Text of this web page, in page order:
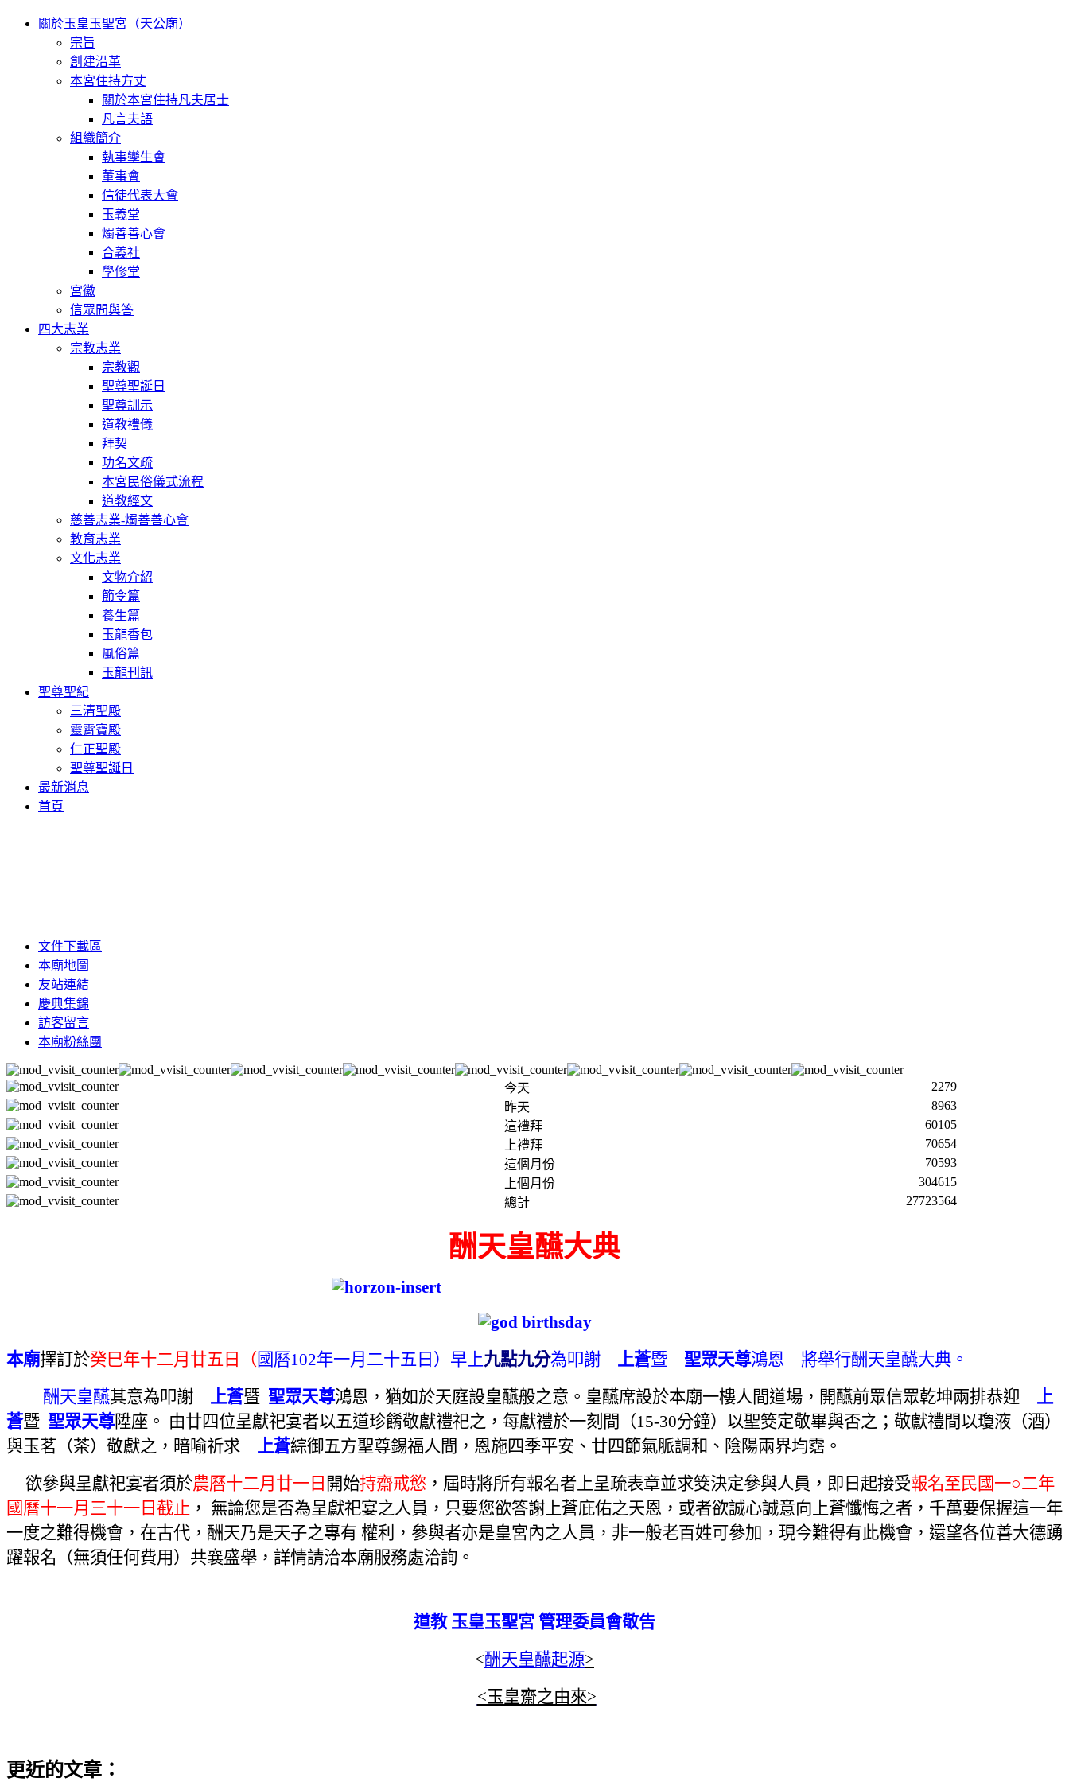
關於玉皇玉聖宮（天公廟）
宗旨
創建沿革
本宮住持方丈
關於本宮住持凡夫居士
凡言夫語
組織簡介
執事孿生會
董事會
信徒代表大會
玉義堂
燭善善心會
合義社
學修堂
宮徽
信眾問與答
四大志業
宗教志業
宗教觀
聖尊聖誕日
聖尊訓示
道教禮儀
拜契
功名文疏
本宮民俗儀式流程
道教經文
慈善志業-燭善善心會
教育志業
文化志業
文物介紹
節令篇
養生篇
玉龍香包
風俗篇
玉龍刊訊
聖尊聖紀
三清聖殿
靈霄寶殿
仁正聖殿
聖尊聖誕日
最新消息
首頁
文件下載區
本廟地圖
友站連結
慶典集錦
訪客留言
本廟粉絲團
今天
2279
昨天
8963
這禮拜
60105
上禮拜
70654
這個月份
70593
上個月份
304615
總計
27723564
酬天皇醼大典
本廟擇訂於癸巳年十二月廿五日（ 國曆102年一月二十五日）早上九點九分為叩謝 上蒼暨 聖眾天尊鴻恩 將舉行酬天皇醼大典。
酬天皇醼其意為叩謝 上蒼暨 聖眾天尊鴻恩，猶如於天庭設皇醼般之意。皇醼席設於本廟一樓人間道場，開醼前眾信眾乾坤兩排恭迎
上
蒼暨 聖眾天尊陞座。 由廿四位呈獻祀宴者以五道珍餚敬獻禮祀之，每獻禮於一刻間 （15-30分鐘） 以聖筊定敬畢與否之；敬獻禮間以瓊液（酒）
與玉茗（茶）敬獻之，暗喻祈求
上蒼綜御五方聖尊錫福人間，恩施四季平安、廿四節氣脈調和、陰陽兩界均霑。
欲參與呈獻祀宴者須於農曆十二月廿一日 開始持齋戒慾 ， 屆時將所有報名者上呈疏表章並求筊決定參與人員，即日起接受報名至民國一○二年
國曆十一月三十一日截止 ， 無論您是否為呈獻祀宴之人員，只要您欲答謝上蒼庇佑之天恩，或者欲誠心誠意向上蒼懺悔之者，千萬要保握這一年
一度之難得機會，在古代，酬天乃是天子之專有 權利，參與者亦是皇宮內之人員，非一般老百姓可參加，現今難得有此機會，還望各位善大德踴
躍報名（無須任何費用）共襄盛舉，詳情請洽本廟服務處洽詢。
道教 玉皇玉聖宮 管理委員會敬告
<酬天皇醼起源>
<玉皇齋之由來>
更近的文章：